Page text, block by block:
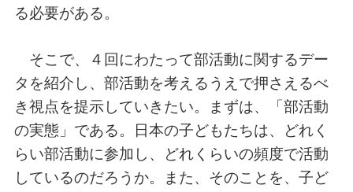
る必要がある。
そこで、４回にわたって部活動に関するデー
タを紹介し、部活動を考えるうえで押さえるべ
き視点を提示していきたい。まずは、「部活動
の実態」である。日本の子どもたちは、どれく
らい部活動に参加し、どれくらいの頻度で活動
しているのだろうか。また、そのことを、子ど